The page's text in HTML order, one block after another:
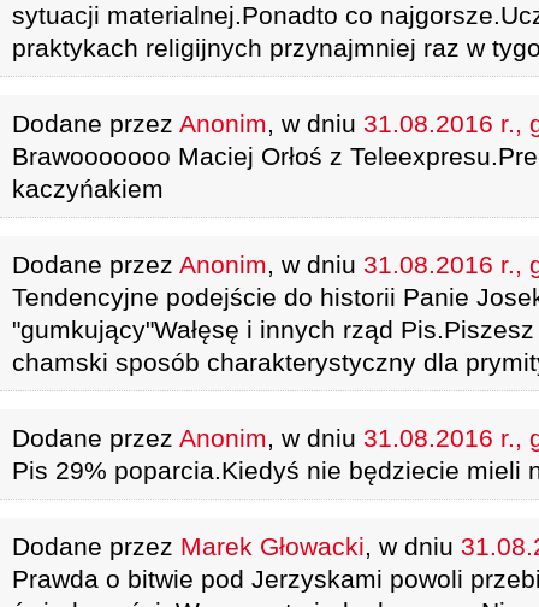
sytuacji materialnej.Ponadto co
praktykach religijnych przynajmniej raz w
Dodane przez Anonim, w dniu 31.08.2016 r.,
Brawooooooo Maciej Orłoś z
kaczyńakiem
Dodane przez Anonim, w dniu 31.08.2016 r.,
Tendencyjne podejście do historii Panie
"gumkujący"Wałęsę i innych rząd
chamski sposób charakterystyczny dla
Dodane przez Anonim, w dniu 31.08.2016 r.,
Pis 29% poparcia.Kiedyś nie będziecie mieli
Dodane przez Marek Głowacki, w dniu
Prawda o bitwie pod Jerzyskami powoli